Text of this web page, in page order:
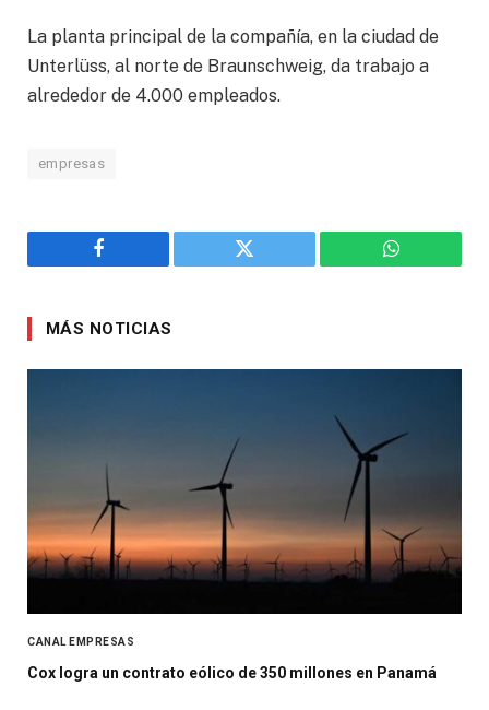
La planta principal de la compañía, en la ciudad de
Unterlüss, al norte de Braunschweig, da trabajo a
alrededor de 4.000 empleados.
empresas
Facebook Twitter WhatsApp
MÁS NOTICIAS
CANAL EMPRESAS
Cox logra un contrato eólico de 350 millones en Panamá